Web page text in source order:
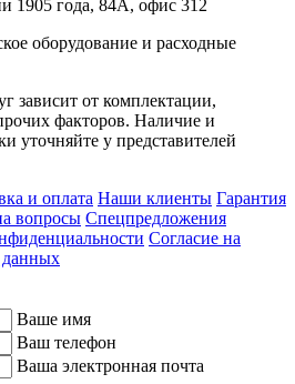
1905 года, 84А, офис 312
оборудование и расходные
зависит от комплектации,
факторов. Наличие и
уточняйте у представителей
и оплата Наши клиенты Гарантия
вопросы Спецпредложения
Согласие на
данных
Ваше имя
Ваш телефон
Ваша электронная почта